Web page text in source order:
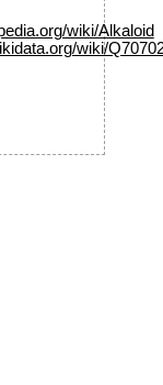
wiki/Alkaloid
wiki/